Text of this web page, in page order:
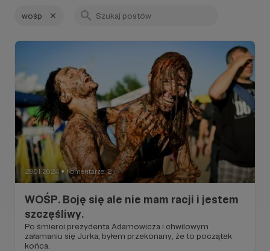
wośp
29.01.2024 ● Komentarze: 2
WOŚP. Boję się ale nie mam racji i jestem
szczęśliwy.
Po śmierci prezydenta Adamowicza i chwilowym
załamaniu się Jurka, byłem przekonany, że to początek
końca.